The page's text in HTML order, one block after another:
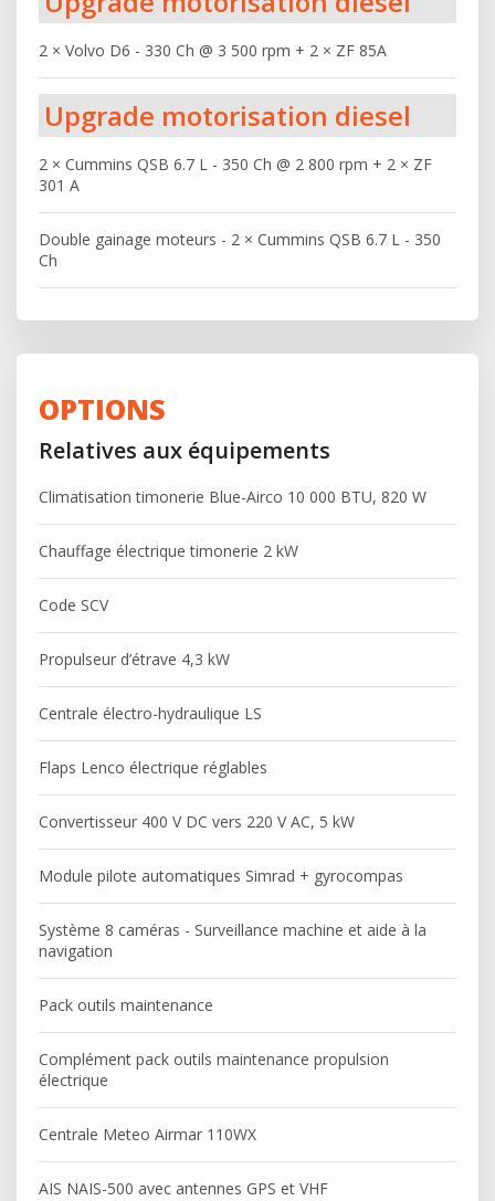
2 × Volvo D6 - 330 Ch @ 3 500 rpm + 2 × ZF 85A
Upgrade motorisation diesel
2 × Cummins QSB 6.7 L - 350 Ch @ 2 800 rpm + 2 × ZF
301 A
Double gainage moteurs - 2 × Cummins QSB 6.7 L - 350
Ch
OPTIONS
Relatives aux équipements
Climatisation timonerie Blue-Airco 10 000 BTU, 820 W
Chauffage électrique timonerie 2 kW
Code SCV
Propulseur d’étrave 4,3 kW
Centrale électro-hydraulique LS
Flaps Lenco électrique réglables
Convertisseur 400 V DC vers 220 V AC, 5 kW
Module pilote automatiques Simrad + gyrocompas
Système 8 caméras - Surveillance machine et aide à la
navigation
Pack outils maintenance
Complément pack outils maintenance propulsion
électrique
Centrale Meteo Airmar 110WX
AIS NAIS-500 avec antennes GPS et VHF